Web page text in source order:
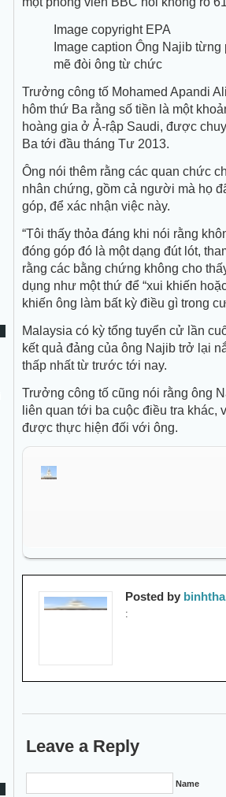
Image copyright EPA
Image caption Ông Najib từng
mẽ đòi ông từ chức
Trưởng công tố Mohamed Apandi
hôm thứ Ba rằng số tiền là một
hoàng gia ở Ả-rập Saudi, được
Ba tới đầu tháng Tư 2013.
Ông nói thêm rằng các quan chức
nhân chứng, gồm cả người mà họ
góp, để xác nhận việc này.
“Tôi thấy thỏa đáng khi nói rằng
đóng góp đó là một dạng đút lót,
rằng các bằng chứng không cho
dụng như một thứ để “xui khiến
khiến ông làm bất kỳ điều gì trong
Malaysia có kỳ tổng tuyển cử lần
kết quả đảng của ông Najib trở lại
thấp nhất từ trước tới nay.
Trưởng công tố cũng nói rằng ông
liên quan tới ba cuộc điều tra khác,
được thực hiện đối với ông.
Posted by
:
Leave a Reply
Name